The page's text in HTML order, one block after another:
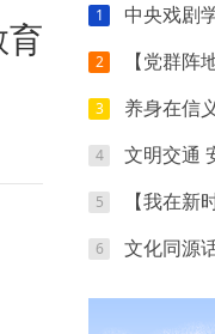
1 中央戏剧学院“穿云箭”
2 【党群阵地@你|新时代
3 养身在信义 安
4 文明交通 安全出
5 【我在新时代文明实
6 文化同源话乡土 好物连心